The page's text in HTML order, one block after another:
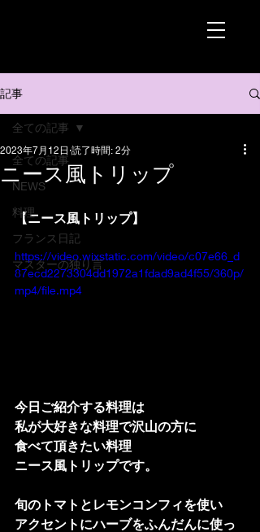
記事
全ての記事
NEWS
料理
フランス日記
マスターの独り言
全ての記事
ニース風トリップ
2023年7月12日 読了時間: 2分
【ニース風トリップ】
https://video.wixstatic.com/video/c07e66_d
87ecd2273304dd1972a1fdad9ad4f55/360p/
mp4/file.mp4
今日ご紹介する料理は
私が大好きな料理で沢山の方に
食べて頂きたい料理
ニース風トリップです。
旬のトマトとレモンコンフィを使い
アクセントにハーブをふんだんに使っ